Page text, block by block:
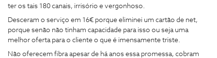
ter os tais 180 canais, irrisório e vergonhoso.
Desceram o serviço em 16€ porque eliminei um cartão de net,
porque senão não tinham capacidade para isso ou seja uma
melhor oferta para o cliente o que é imensamente triste.
Não oferecem fibra apesar de há anos essa promessa, cobram